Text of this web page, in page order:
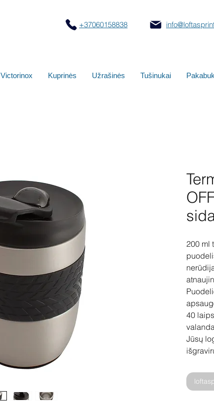
+37060158838
Victorinox Kuprinės Užrašinės Tušinukai
200 ml
40
Jūsų